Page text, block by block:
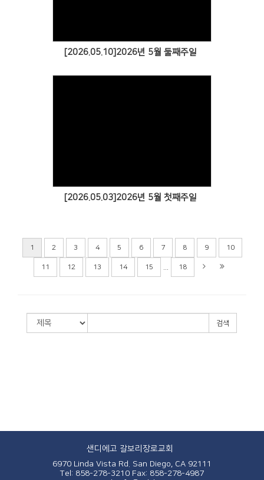
[2026.05.10]2026년 5월 둘째주일
[2026.05.03]2026년 5월 첫째주일
1 2 3 4 5 6 7 8 9 10
11 12 13 14 15 18
검색
샌디에고 갈보리장로교회
6970 Linda Vista Rd. San Diego, CA 92111
Tel: 858-278-3210 Fax: 858-278-4987